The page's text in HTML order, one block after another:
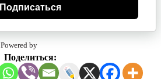
Подписаться
Powered by
Поделиться: